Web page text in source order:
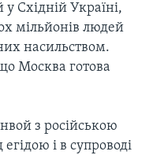
Східній Україні,
мільйонів людей
насильством.
Москва готова
з російською
і в супроводі